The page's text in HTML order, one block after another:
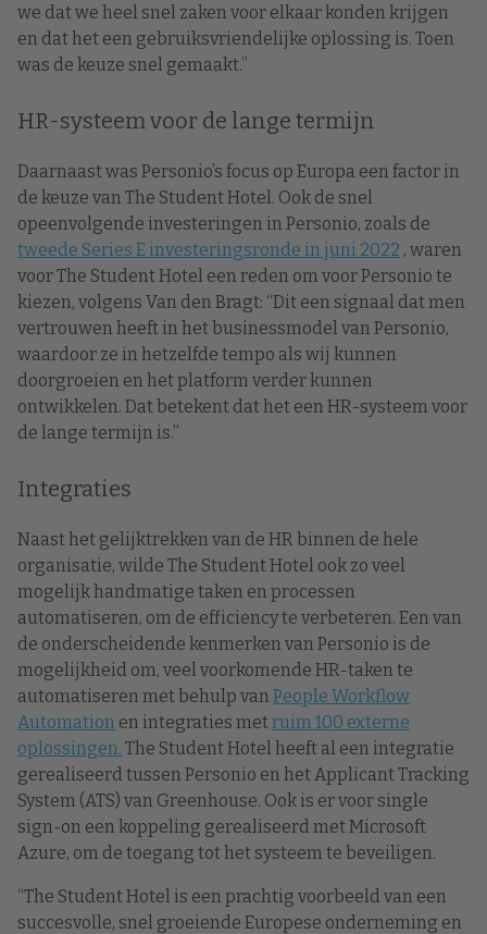
we dat we heel snel zaken voor elkaar konden krijgen
en dat het een gebruiksvriendelijke oplossing is. Toen
was de keuze snel gemaakt.”
HR-systeem voor de lange termijn
Daarnaast was Personio’s focus op Europa een factor in
de keuze van The Student Hotel. Ook de snel
opeenvolgende investeringen in Personio, zoals de
tweede Series E investeringsronde in juni 2022 , waren
voor The Student Hotel een reden om voor Personio te
kiezen, volgens Van den Bragt: “Dit een signaal dat men
vertrouwen heeft in het businessmodel van Personio,
waardoor ze in hetzelfde tempo als wij kunnen
doorgroeien en het platform verder kunnen
ontwikkelen. Dat betekent dat het een HR-systeem voor
de lange termijn is.”
Integraties
Naast het gelijktrekken van de HR binnen de hele
organisatie, wilde The Student Hotel ook zo veel
mogelijk handmatige taken en processen
automatiseren, om de efficiency te verbeteren. Een van
de onderscheidende kenmerken van Personio is de
mogelijkheid om, veel voorkomende HR-taken te
automatiseren met behulp van People Workflow
Automation en integraties metruim 100 externe
oplossingen. The Student Hotel heeft al een integratie
gerealiseerd tussen Personio en het Applicant Tracking
System (ATS) van Greenhouse. Ook is er voor single
sign-on een koppeling gerealiseerd met Microsoft
Azure, om de toegang tot het systeem te beveiligen.
“The Student Hotel is een prachtig voorbeeld van een
succesvolle, snel groeiende Europese onderneming en